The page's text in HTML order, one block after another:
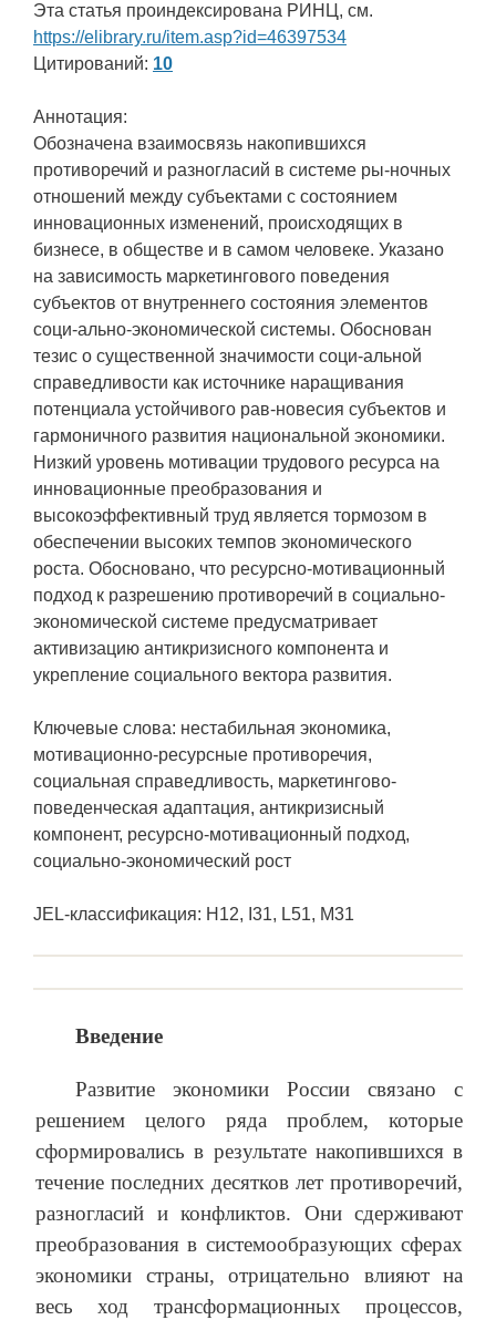
Эта статья проиндексирована РИНЦ, см.
https://elibrary.ru/item.asp?id=46397534
Цитирований: 10
Аннотация:
Обозначена взаимосвязь накопившихся
противоречий и разногласий в системе ры-ночных
отношений между субъектами с состоянием
инновационных изменений, происходящих в
бизнесе, в обществе и в самом человеке. Указано
на зависимость маркетингового поведения
субъектов от внутреннего состояния элементов
соци-ально-экономической системы. Обоснован
тезис о существенной значимости соци-альной
справедливости как источнике наращивания
потенциала устойчивого рав-новесия субъектов и
гармоничного развития национальной экономики.
Низкий уровень мотивации трудового ресурса на
инновационные преобразования и
высокоэффективный труд является тормозом в
обеспечении высоких темпов экономического
роста. Обосновано, что ресурсно-мотивационный
подход к разрешению противоречий в социально-
экономической системе предусматривает
активизацию антикризисного компонента и
укрепление социального вектора развития.
Ключевые слова: нестабильная экономика,
мотивационно-ресурсные противоречия,
социальная справедливость, маркетингово-
поведенческая адаптация, антикризисный
компонент, ресурсно-мотивационный подход,
социально-экономический рост
JEL-классификация: H12, I31, L51, M31
Введение
Развитие экономики России связано с
решением целого ряда проблем, которые
сформировались в результате накопившихся в
течение последних десятков лет противоречий,
разногласий и конфликтов. Они сдерживают
преобразования в системообразующих сферах
экономики страны, отрицательно влияют на
весь ход трансформационных процессов,